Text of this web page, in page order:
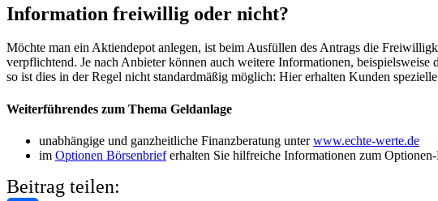
Information freiwillig oder nicht?
Möchte man ein Aktiendepot anlegen, ist beim Ausfüllen des Antrags die
verpflichtend. Je nach Anbieter können auch weitere Informationen,
so ist dies in der Regel nicht standardmäßig möglich: Hier erhalten Kunden
Weiterführendes zum Thema Geldanlage
unabhängige und ganzheitliche Finanzberatung unterwww.echte-werte.de
im Optionen Börsenbrieferhalten Sie hilfreiche Informationen zum
Beitrag teilen: